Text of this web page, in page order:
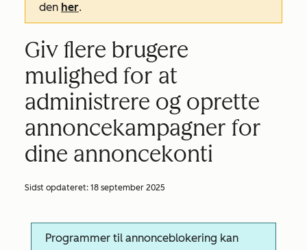
den her.
Giv flere brugere
mulighed for at
administrere og oprette
annoncekampagner for
dine annoncekonti
Sidst opdateret: 18 september 2025
Programmer til annonceblokering kan